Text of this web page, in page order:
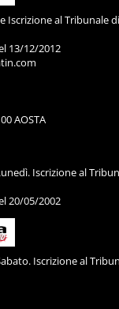
Iscrizione al Tribunale
13/12/2012
AOSTA
Iscrizione al
20/05/2002
Iscrizione al